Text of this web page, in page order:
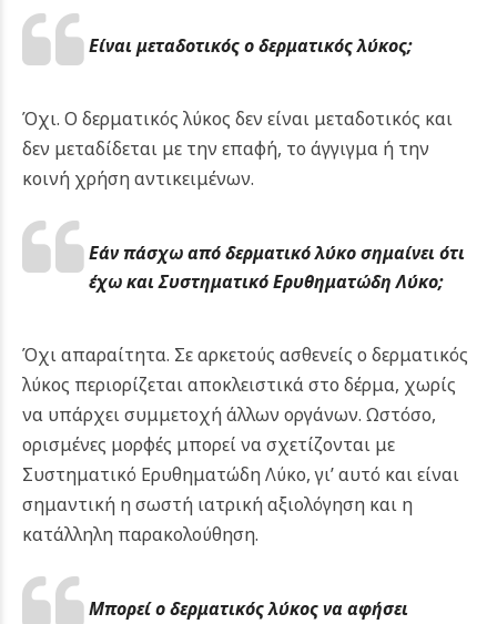
Είναι μεταδοτικός ο δερματικός λύκος;
Όχι. Ο δερματικός λύκος δεν είναι μεταδοτικός και
δεν μεταδίδεται με την επαφή, το άγγιγμα ή την
κοινή χρήση αντικειμένων.
Εάν πάσχω από δερματικό λύκο σημαίνει ότι
έχω και Συστηματικό Ερυθηματώδη Λύκο;
Όχι απαραίτητα. Σε αρκετούς ασθενείς ο δερματικός
λύκος περιορίζεται αποκλειστικά στο δέρμα, χωρίς
να υπάρχει συμμετοχή άλλων οργάνων. Ωστόσο,
ορισμένες μορφές μπορεί να σχετίζονται με
Συστηματικό Ερυθηματώδη Λύκο, γι’ αυτό και είναι
σημαντική η σωστή ιατρική αξιολόγηση και η
κατάλληλη παρακολούθηση.
Μπορεί ο δερματικός λύκος να αφήσει